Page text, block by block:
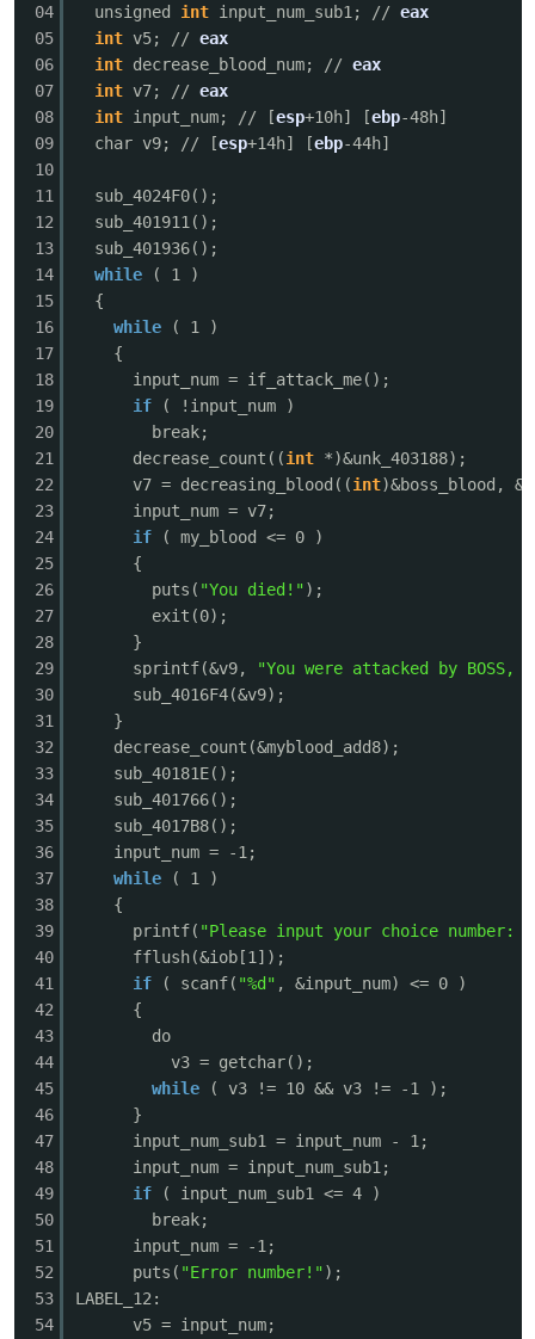
04
05
06
07
08
09
10
11
12
13
14
15
16
17
18
19
20
21
22
23
24
25
26
27
28
29
30
31
32
33
34
35
36
37
38
39
40
41
42
43
44
45
46
47
48
49
50
51
52
53
54
unsigned int input_num_sub1; // eax
int v5; // eax
int decrease_blood_num; // eax
int v7; // eax
int input_num; // [esp+10h] [ebp-48h]
char v9; // [esp+14h] [ebp-44h]
sub_4024F0();
sub_401911();
sub_401936();
while
( 1 )
{
while
( 1 )
{
input_num = if_attack_me();
if
( !input_num )
break;
decrease_count((int *)&unk_403188);
v7 = decreasing_blood((int)&boss_blood,
input_num = v7;
if
( my_blood <= 0 )
{
puts( "You died!");
exit(0);
}
sprintf(&v9,
"You were attacked by BOSS,
sub_4016F4(&v9);
}
decrease_count(&myblood_add8); //
sub_40181E(); // 无关函数
sub_401766();
sub_4017B8(); // 无
input_num = -1;
while
( 1 )
{
printf( "Please input your choice number: "
fflush(&iob[1]);
if
( scanf( "%d" , &input_num) <= 0 ) //
{
do
v3 = getchar();
while
( v3 != 10 && v3 != -1 ); //
}
input_num_sub1 = input_num - 1;
input_num = input_num_sub1; // 输
if
( input_num_sub1 <= 4 ) //
break;
input_num = -1;
puts( "Error number!");
LABEL_12:
v5 = input_num;